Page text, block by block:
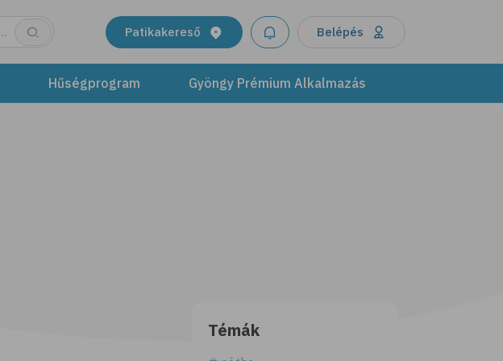
Patikakereső Belépés
Hűségprogram Gyöngy Prémium Alkalmazás
Témák